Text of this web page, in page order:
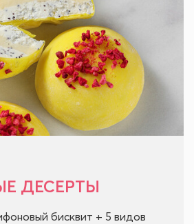
ДЕСЕРТЫ
бисквит + 5 видов